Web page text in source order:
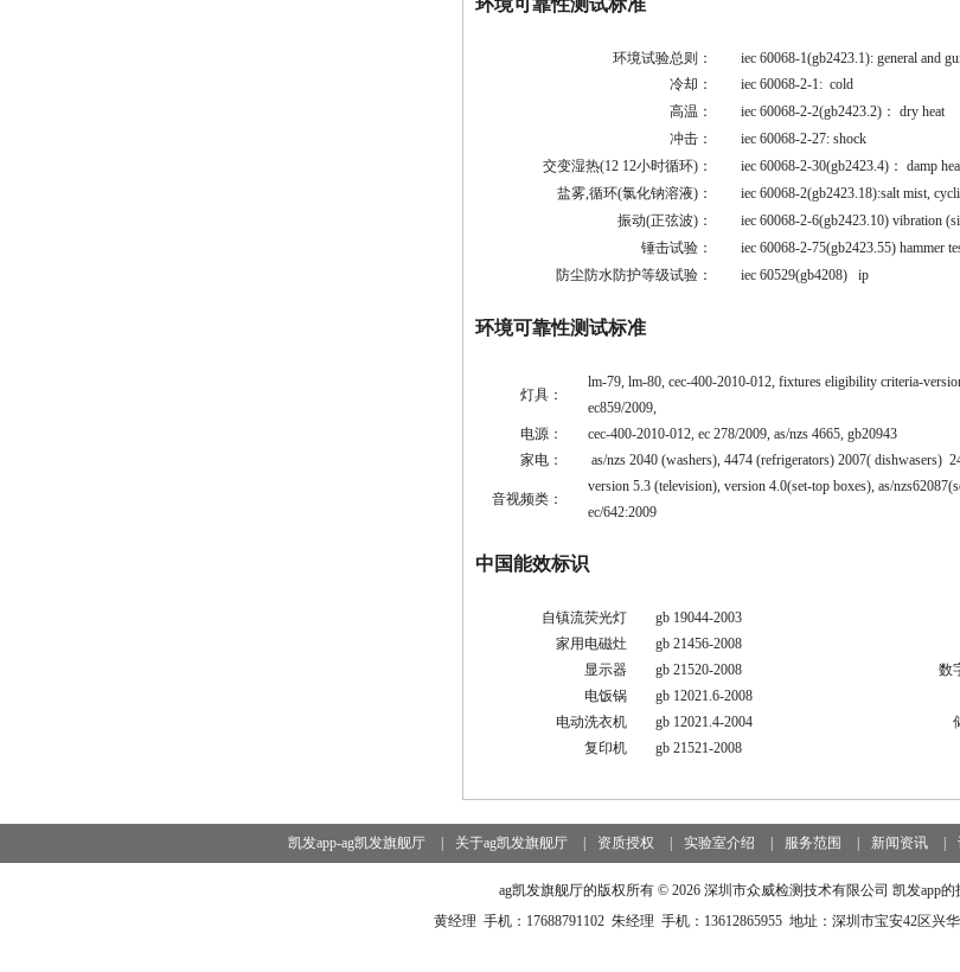
环境可靠性测试标准
环境试验总则：
iec 60068-1(gb2423.1): general and
冷却：
iec 60068-2-1: cold
高温：
iec 60068-2-2(gb2423.2)： dry heat
冲击：
iec 60068-2-27: shock
交变湿热(12 12小时循环)：
iec 60068-2-30(gb2423.4)： damp
盐雾,循环(氯化钠溶液)：
iec 60068-2(gb2423.18):salt mist,
振动(正弦波)：
iec 60068-2-6(gb2423.10) vibration
锤击试验：
iec 60068-2-75(gb2423.55) hammer
防尘防水防护等级试验：
iec 60529(gb4208) ip
环境可靠性测试标准
灯具：
lm-79, lm-80, cec-400-2010-012, fixtures eligibility criteria-
ec859/2009,
电源：
cec-400-2010-012, ec 278/2009, as/nzs 4665, gb20943
家电：
as/nzs 2040 (washers), 4474 (refrigerators) 2007( dishwasers)
音视频类：
version 5.3 (television), version 4.0(set-top boxes), as/
ec/642:2009
中国能效标识
自镇流荧光灯 gb 19044-2003
家用电磁灶
gb 21456-2008
显示器
gb 21520-2008 数
电饭锅
gb 12021.6-2008
电动洗衣机
gb 12021.4-2004
复印机 gb 21521-2008
凯发app-ag凯发旗舰厅 关于ag凯发旗舰厅 资质授权 实验室介绍 服务范围 新闻资讯
ag凯发旗舰厅的版权所有 © 2026 深圳市众威检测技术有限公司 凯发app
黄经理 手机：17688791102 朱经理 手机：13612865955 地址：深圳市宝安42区兴